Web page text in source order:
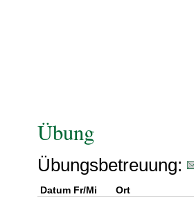
Übung
Übungsbetreuung:
Datum Fr/Mi
Ort